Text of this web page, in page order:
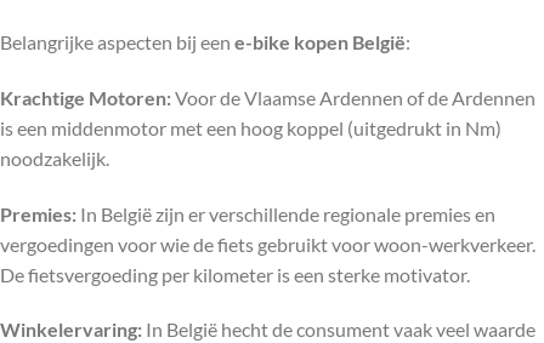
Belangrijke aspecten bij een e-bike kopen België:
Krachtige Motoren:Voor de Vlaamse Ardennen of de Ardennen
is een middenmotor met een hoog koppel (uitgedrukt in Nm)
noodzakelijk.
Premies: In België zijn er verschillende regionale premies en
vergoedingen voor wie de fiets gebruikt voor woon-werkverkeer.
De fietsvergoeding per kilometer is een sterke motivator.
Winkelervaring: In België hecht de consument vaak veel waarde